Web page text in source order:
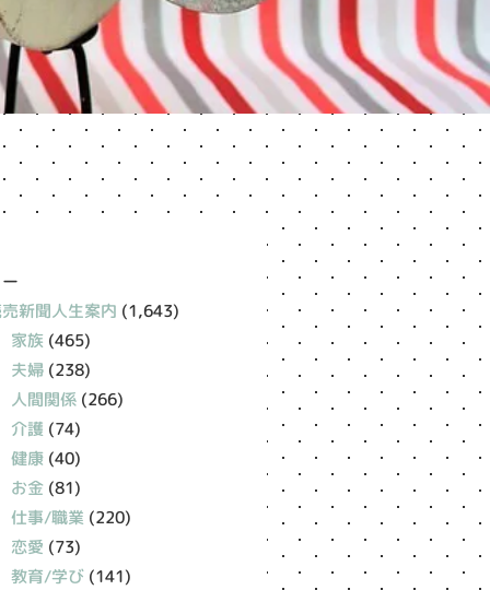
新聞人生案内 (1,643)
家族 (465)
夫婦(238)
人間関係(266)
介護 (74)
健康(40)
お金 (81)
仕事/職業 (220)
恋愛 (73)
教育/学び(141)